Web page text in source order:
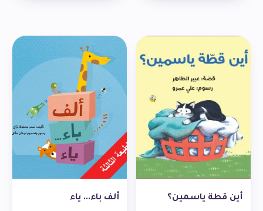
أين قطة ياسمين؟ ألف باء... ياء